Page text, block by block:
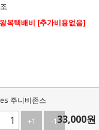
복택배비 [추가비용없음]
주니비존스
+1 -133,000원